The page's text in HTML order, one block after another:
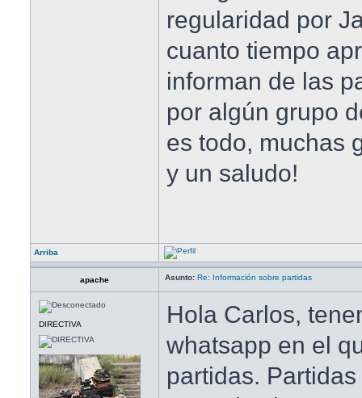
regularidad por
cuanto tiempo
informan de las
por algún grupo
es todo, muchas
y un saludo!
Arriba
apache Asunto: Re: Información sobre partidas
DIRECTIVA
Hola Carlos,
whatsapp en el
partidas.